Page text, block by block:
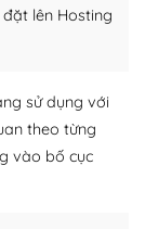
hỗ trợ bạn
vào
thiết. Có
lên Hosting
sử dụng với
theo từng
vào bố cục